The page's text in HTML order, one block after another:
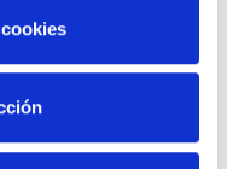
preparado para ti.
V S D